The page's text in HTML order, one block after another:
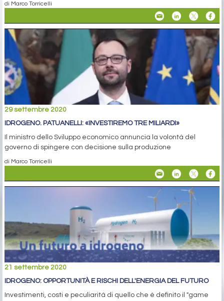
di Marco Torricelli
29 settembre 2020
IDROGENO. PATUANELLI: «INVESTIREMO TRE MILIARDI»
Il ministro dello Sviluppo economico annuncia la volontà del
governo di spingere con decisione sulla produzione
di Marco Torricelli
21 settembre 2020
IDROGENO: OPPORTUNITÀ E RISCHI DELL'ENERGIA DEL FUTURO
Investimenti, costi e peculiarità di quello che è definito il "game